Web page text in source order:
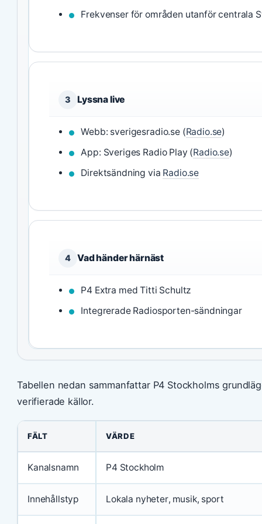
Frekvenser för områden utanför centrala
3 Lyssna live
Webb: sverigesradio.se (Radio.se)
App: Sveriges Radio Play (Radio.se)
Direktsändning via Radio.se
4 Vad händer härnäst
P4 Extra med Titti Schultz
Integrerade Radiosporten-sändningar
Tabellen nedan sammanfattar P4 Stockholms
verifierade källor.
FÄLT VÄRDE
Kanalsnamn P4 Stockholm
Innehållstyp Lokala nyheter, musik, sport